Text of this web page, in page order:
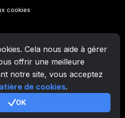
Cela nous aide à gérer
offrir une meilleure
notre site, vous acceptez
de cookies.
OK